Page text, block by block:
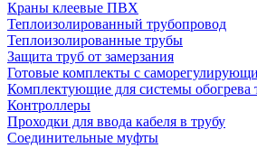
Краны клеевые ПВХ
Теплоизолированный трубопровод
Теплоизолированные трубы
Защита труб от замерзания
Готовые комплекты с
Комплектующие для системы обогрева
Контроллеры
Проходки для ввода кабеля в трубу
Соединительные муфты